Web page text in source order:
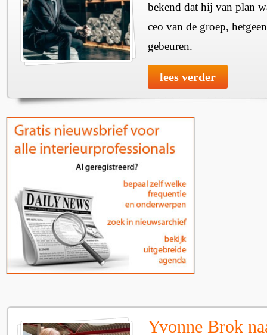
bekend dat hij van plan
ceo van de groep,
gebeuren.
lees verder
Yvonne Brok